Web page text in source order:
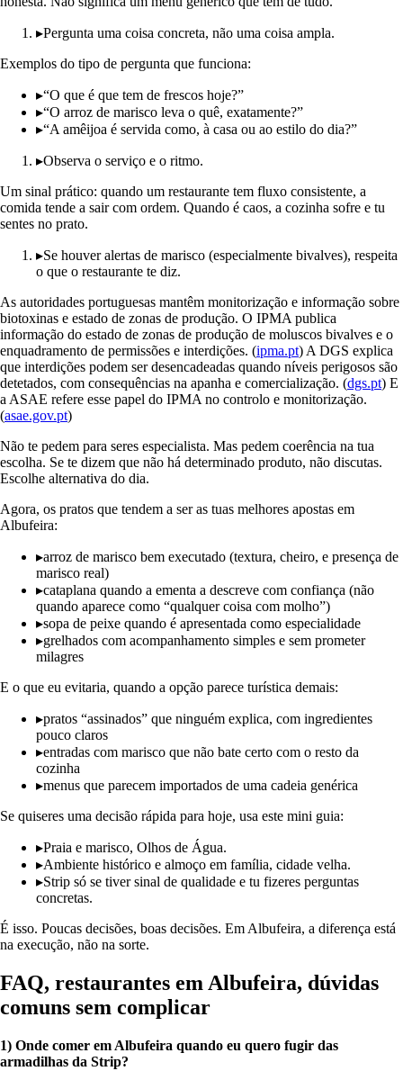
▸Pergunta uma coisa concreta, não uma coisa ampla.
Exemplos do tipo de pergunta que funciona:
▸“O que é que tem de frescos hoje?”
▸“O arroz de marisco leva o quê, exatamente?”
▸“A amêijoa é servida como, à casa ou ao estilo do dia?”
▸Observa o serviço e o ritmo.
Um sinal prático: quando um restaurante tem fluxo consistente, a
comida tende a sair com ordem. Quando é caos, a cozinha sofre e tu
sentes no prato.
▸Se houver alertas de marisco (especialmente bivalves), respeita
o que o restaurante te diz.
As autoridades portuguesas mantêm monitorização e informação sobre
biotoxinas e estado de zonas de produção. O IPMA publica
informação do estado de zonas de produção de moluscos bivalves e o
enquadramento de permissões e interdições. (ipma.pt) A DGS explica
que interdições podem ser desencadeadas quando níveis perigosos são
detetados, com consequências na apanha e comercialização. (dgs.pt) E
a ASAE refere esse papel do IPMA no controlo e monitorização.
(asae.gov.pt)
Não te pedem para seres especialista. Mas pedem coerência na tua
escolha. Se te dizem que não há determinado produto, não discutas.
Escolhe alternativa do dia.
Agora, os pratos que tendem a ser as tuas melhores apostas em
Albufeira:
▸arroz de marisco bem executado (textura, cheiro, e presença de
marisco real)
▸cataplana quando a ementa a descreve com confiança (não
quando aparece como “qualquer coisa com molho”)
▸sopa de peixe quando é apresentada como especialidade
▸grelhados com acompanhamento simples e sem prometer
milagres
E o que eu evitaria, quando a opção parece turística demais:
▸pratos “assinados” que ninguém explica, com ingredientes
pouco claros
▸entradas com marisco que não bate certo com o resto da
cozinha
▸menus que parecem importados de uma cadeia genérica
Se quiseres uma decisão rápida para hoje, usa este mini guia:
▸Praia e marisco, Olhos de Água.
▸Ambiente histórico e almoço em família, cidade velha.
▸Strip só se tiver sinal de qualidade e tu fizeres perguntas
concretas.
É isso. Poucas decisões, boas decisões. Em Albufeira, a diferença está
na execução, não na sorte.
FAQ, restaurantes em Albufeira, dúvidas
comuns sem complicar
1) Onde comer em Albufeira quando eu quero fugir das
armadilhas da Strip?